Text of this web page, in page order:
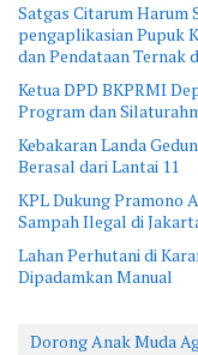
Satgas Citarum Harum
pengaplikasian Pupuk
dan Pendataan Ternak
Ketua DPD BKPRMI
Program dan
Kebakaran Landa
Berasal dari Lantai 11
KPL Dukung Pramono
Sampah Ilegal di
Lahan Perhutani di
Dipadamkan Manual
Dorong Anak Muda